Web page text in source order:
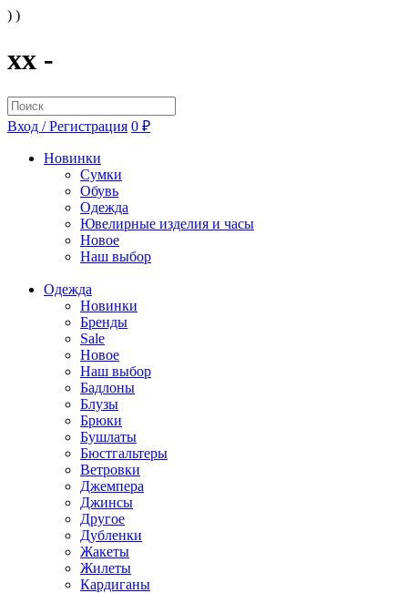
) )
xx -
Вход / Регистрация 0 ₽
Новинки
Сумки
Обувь
Одежда
Ювелирные изделия и часы
Новое
Наш выбор
Одежда
Новинки
Бренды
Sale
Новое
Наш выбор
Бадлоны
Блузы
Брюки
Бушлаты
Бюстгальтеры
Ветровки
Джемпера
Джинсы
Другое
Дубленки
Жакеты
Жилеты
Кардиганы